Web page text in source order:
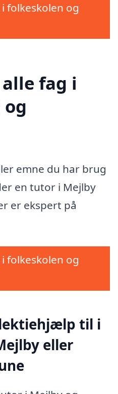
folkeskolen og
fag i
emne du har brug
en tutor i Mejlby
er ekspert på
folkeskolen og
til i
eller